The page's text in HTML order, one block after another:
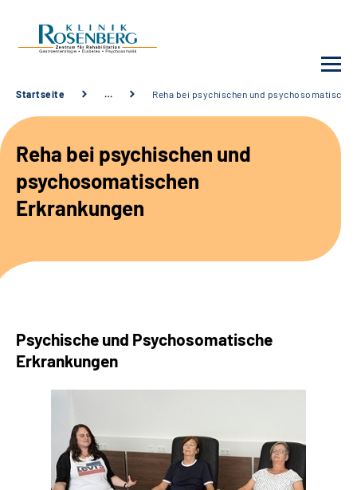
Unsere Klinik
Unsere Angebote
Service
Suche
Gebärdensprache
Startseite … Reha bei psychischen und
Reha bei psychischen und
psychosomatischen
Erkrankungen
Psychische und Psychosomatische
Erkrankungen